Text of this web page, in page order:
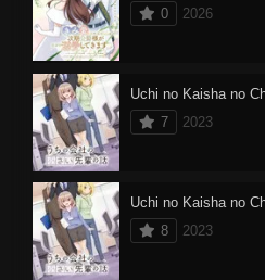
0
2026
7
2023
Uchi no Kaisha no
8
2023